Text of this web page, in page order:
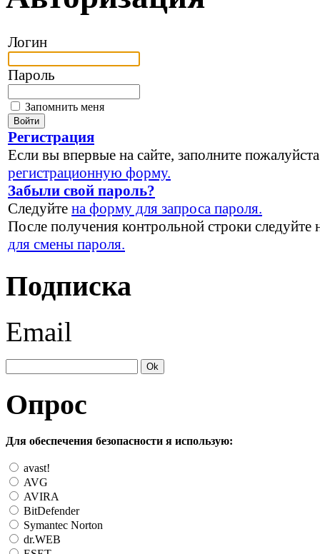
Логин
Пароль
Запомнить меня
Регистрация
Если вы впервые на сайте, заполните пожалуйста
регистрационную форму.
Забыли свой пароль?
Следуйте на форму для запроса пароля.
После получения контрольной строки следуйте
для смены пароля.
Подписка
Email
Опрос
Для обеспечения безопасности я использую:
avast!
AVG
AVIRA
BitDefender
Symantec Norton
dr.WEB